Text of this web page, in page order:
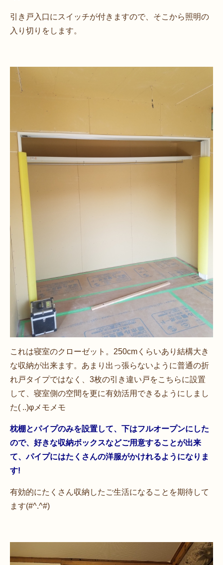
引き戸入口にスイッチが付きますので、そこから照明の
入り切りをします。
これは寝室のクローゼット。250cmくらいあり結構大き
な収納が出来ます。あまり出っ張らないように普通の折
れ戸タイプではなく、3枚の引き違い戸をこちらに設置
して、寝室側の空間を更に有効活用できるようにしまし
た( ..)φメモメモ
枕棚とパイプのみを設置して、下はフルオープンにした
ので、好きな収納ボックスなどご用意することが出来
て、パイプにはたくさんの洋服がかけれるようになりま
す!
有効的にたくさん収納したご生活になることを期待して
ます(#^.^#)